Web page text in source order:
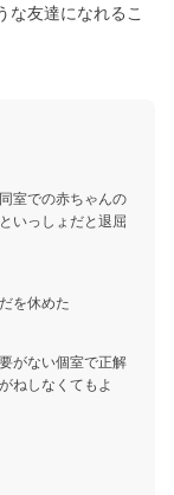
な友達になれるこ
室での赤ちゃんの
いっしょだと退屈
を休めた
がない個室で正解
ねしなくてもよ